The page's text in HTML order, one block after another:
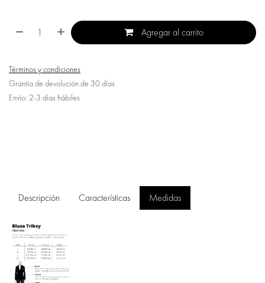
Agregar al carrito
Términos y condiciones
Grantía de devolución de 30 días
Envío: 2-3 días hábiles
Descripción Características Medidas